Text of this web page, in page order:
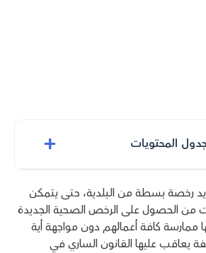
جدول المحتويات +
رخصة بسطة من البلدية، حتى يتمكن
من الحصول على الرخص الصحية الجديدة
ممارسة كافة أعمالهم دون مواجهة أية
يعاقب عليها القانون الساري في